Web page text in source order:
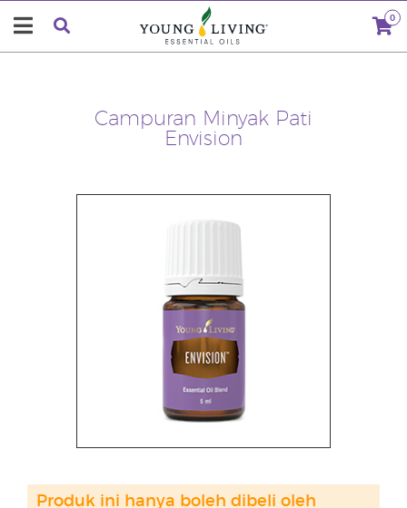
0
Campuran Minyak Pati
Envision
Produk ini hanya boleh dibeli oleh